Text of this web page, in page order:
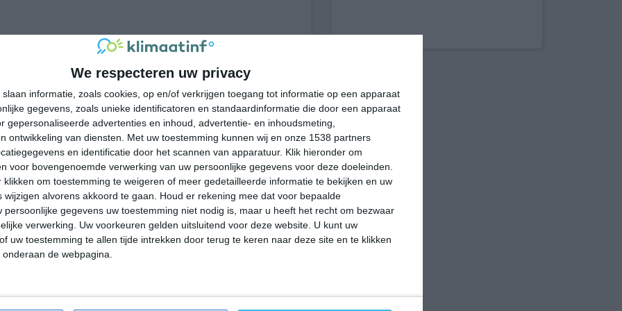
We respecteren uw privacy
slaan informatie, zoals cookies, op en/of verkrijgen toegang tot informatie op een apparaat
gegevens, zoals unieke identificatoren en standaardinformatie die door een apparaat
gepersonaliseerde advertenties en inhoud, advertentie- en inhoudsmeting,
ontwikkeling van diensten.
Met uw toestemming kunnen wij en onze 1538 partners
en identificatie door het scannen van apparatuur. Klik hieronder om
voor bovengenoemde verwerking van uw persoonlijke gegevens voor deze doeleinden.
klikken om toestemming te weigeren of meer gedetailleerde informatie te bekijken en uw
alvorens akkoord te gaan.
Houd er rekening mee dat voor bepaalde
persoonlijke gegevens uw toestemming niet nodig is, maar u heeft het recht om bezwaar
verwerking. Uw voorkeuren gelden uitsluitend voor deze website. U kunt uw
uw toestemming te allen tijde intrekken door terug te keren naar deze site en te klikken
de webpagina.
in Oklahoma rond de 11 graden Celsius. De
op -2 graden. Het aantal uren dat de zon zichtbaar is ligt in
Binnen de hele maand valt er gedurende ongeveer 7 dagen
dan zorgt dat voor niet zoveel neerslag deze maand.
in Oklahoma rond de 17 graden Celsius. De
op 4 graden. Het aantal uren dat de zon zichtbaar is ligt in
Binnen de hele maand valt er gedurende ongeveer 9 dagen
dan zorgt dat voor een redelijke hoeveelheid neerslag
in Oklahoma rond de 23 graden Celsius. De
10 graden. Het aantal uren dat de zon zichtbaar is ligt in april